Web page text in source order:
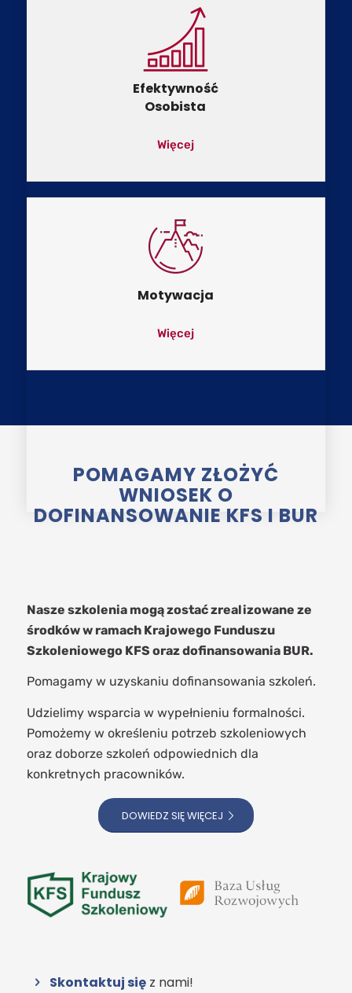
Efektywność
Osobista
Więcej
Motywacja
Więcej
POMAGAMY ZŁOŻYĆ
WNIOSEK O
DOFINANSOWANIE KFS I BUR
Nasze szkolenia mogą zostać zrealizowane ze
środków w ramach Krajowego Funduszu
Szkoleniowego KFS oraz dofinansowania BUR.
Pomagamy w uzyskaniu dofinansowania szkoleń.
Udzielimy wsparcia w wypełnieniu formalności.
Pomożemy w określeniu potrzeb szkoleniowych
oraz doborze szkoleń odpowiednich dla
konkretnych pracowników.
DOWIEDZ SIĘ WIĘCEJ
Skontaktuj sięz nami!